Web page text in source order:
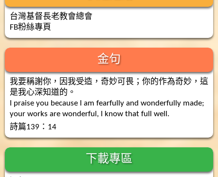
台灣基督長老教會總會
FB粉絲專頁
金句
我要稱謝你，因我受造，奇妙可畏；你的作為奇妙，這
是我心深知道的。
I praise you because I am fearfully and wonderfully made;
your works are wonderful, I know that full well.
詩篇139：14
下載專區